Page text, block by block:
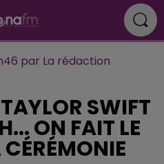
par La rédaction
SWIFT
ON FAIT LE